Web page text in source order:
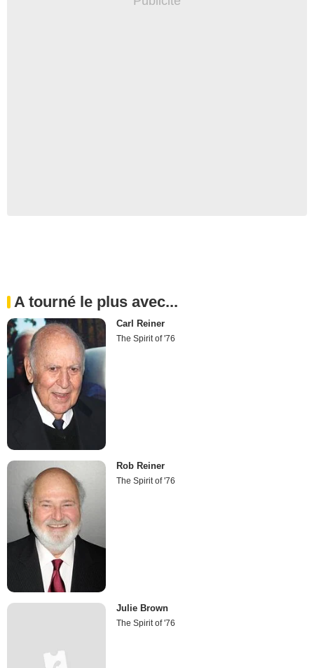
A tourné le plus avec...
Carl Reiner
The Spirit of '76
Rob Reiner
The Spirit of '76
Julie Brown
The Spirit of '76